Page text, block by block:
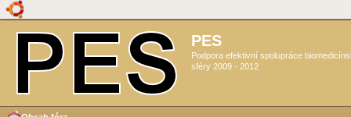
PES
Podpora efektivní spolupráce
sféry 2009 - 2012